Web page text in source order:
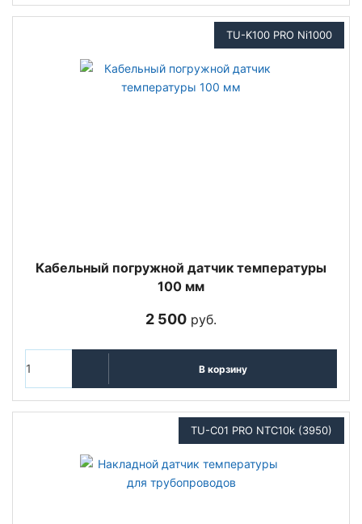
TU-K100 PRO Ni1000
Кабельный погружной датчик температуры
100 мм
2 500 руб.
В корзину
TU-C01 PRO NTC10k (3950)